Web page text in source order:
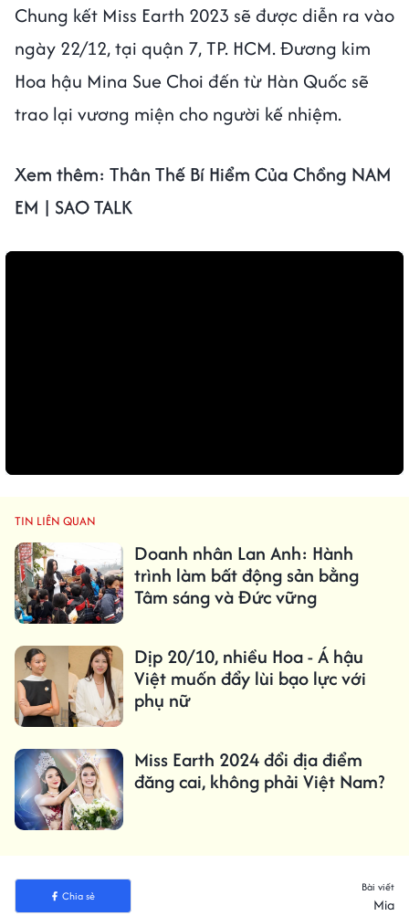
Chung kết Miss Earth 2023 sẽ được diễn ra vào
ngày 22/12, tại quận 7, TP. HCM. Đương kim
Hoa hậu Mina Sue Choi đến từ Hàn Quốc sẽ
trao lại vương miện cho người kế nhiệm.
Xem thêm: Thân Thế Bí Hiểm Của Chồng NAM
EM | SAO TALK
TIN LIÊN QUAN
Doanh nhân Lan Anh: Hành
trình làm bất động sản bằng
Tâm sáng và Đức vững
Dịp 20/10, nhiều Hoa - Á hậu
Việt muốn đẩy lùi bạo lực với
phụ nữ
Miss Earth 2024 đổi địa điểm
đăng cai, không phải Việt Nam?
Chia sẻ
Bài viết
Mia